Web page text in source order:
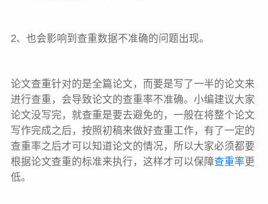
2、也会影响到查重数据不准确的问题出现。
论文查重针对的是全篇论文，而要是写了一半的论文来
进行查重，会导致论文的查重率不准确。小编建议大家
论文没写完，就查重是要去避免的，一般在将整个论文
写作完成之后，按照初稿来做好查重工作，有了一定的
查重率之后才可以知道论文的情况，所以大家必须都要
根据论文查重的标准来执行，这样才可以保障查重率更
低。